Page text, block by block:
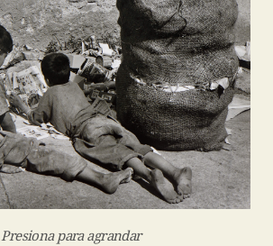
Presiona para agrandar